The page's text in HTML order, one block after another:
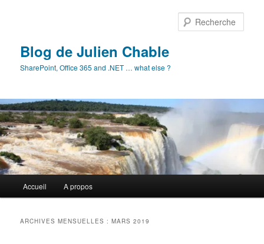
Blog de Julien Chable
SharePoint, Office 365 and .NET … what else ?
principal
Accueil A propos
ARCHIVES MENSUELLES :MARS 2019